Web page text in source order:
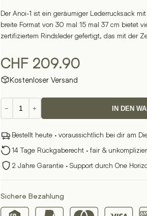
Der Anoi-1 ist ein geräumiger Lederrucksack
breite Format von 30 mal 15 mal 37 cm bietet
zertifiziertem Rindsleder gefertigt, das mit der
CHF209.90
Kostenloser Versand
− + IN DEN
Bestellt heute · voraussichtlich bei dir am
14 Tage Rückgaberecht · fair &
2 Jahre Garantie · Support durch One
Sichere Bezahlung